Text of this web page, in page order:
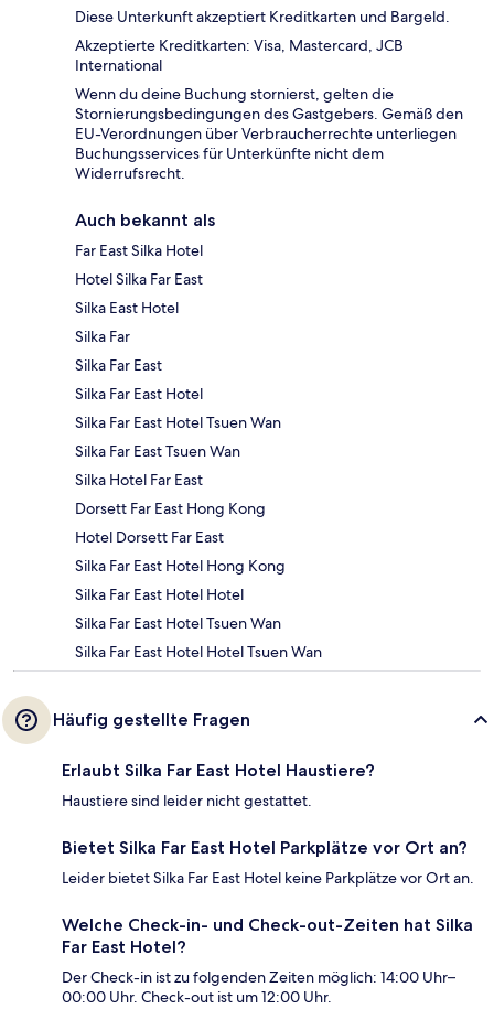
Diese Unterkunft akzeptiert Kreditkarten und Bargeld.
Akzeptierte Kreditkarten: Visa, Mastercard, JCB
International
Wenn du deine Buchung stornierst, gelten die
Stornierungsbedingungen des Gastgebers. Gemäß den
EU-Verordnungen über Verbraucherrechte unterliegen
Buchungsservices für Unterkünfte nicht dem
Widerrufsrecht.
Auch bekannt als
Far East Silka Hotel
Hotel Silka Far East
Silka East Hotel
Silka Far
Silka Far East
Silka Far East Hotel
Silka Far East Hotel Tsuen Wan
Silka Far East Tsuen Wan
Silka Hotel Far East
Dorsett Far East Hong Kong
Hotel Dorsett Far East
Silka Far East Hotel Hong Kong
Silka Far East Hotel Hotel
Silka Far East Hotel Tsuen Wan
Silka Far East Hotel Hotel Tsuen Wan
Häufig gestellte Fragen
Erlaubt Silka Far East Hotel Haustiere?
Haustiere sind leider nicht gestattet.
Bietet Silka Far East Hotel Parkplätze vor Ort an?
Leider bietet Silka Far East Hotel keine Parkplätze vor Ort an.
Welche Check-in- und Check-out-Zeiten hat Silka
Far East Hotel?
Der Check-in ist zu folgenden Zeiten möglich: 14:00 Uhr–
00:00 Uhr. Check-out ist um 12:00 Uhr.